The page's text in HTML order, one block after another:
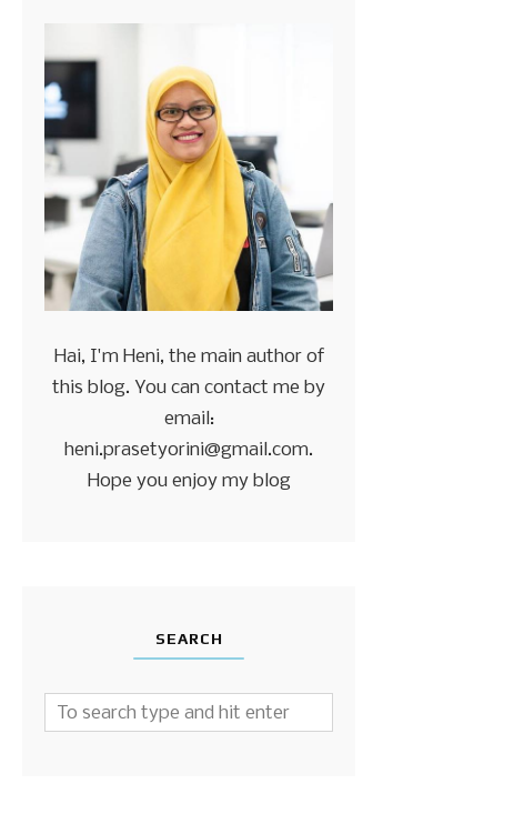
Hai, I'm Heni, the main author of
this blog. You can contact me by
email:
heni.prasetyorini@gmail.com.
Hope you enjoy my blog
SEARCH